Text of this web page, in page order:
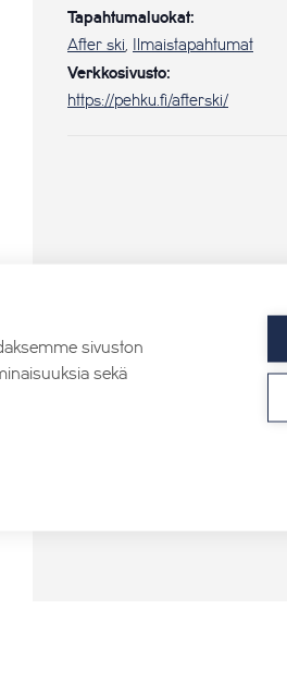
Tapahtumaluokat:
After ski,
Ilmaistapahtumat
Verkkosivusto:
https://pehku.fi/afterski/
sivuston
sekä